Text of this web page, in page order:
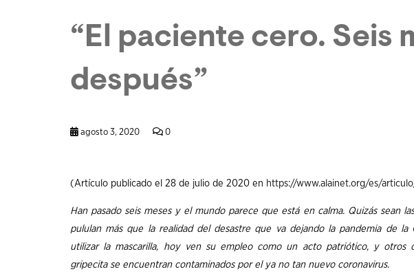
“El paciente cero. Seis
después”
agosto 3, 2020 0
(Artículo publicado el 28 de julio de 2020 en https://www.alainet.org/es/
Han pasado seis meses y el mundo parece que está en calma. Quizás sean
pululan más que la realidad del desastre que va dejando la pandemia de la
utilizar la mascarilla, hoy ven su empleo como un acto patriótico, y otros
gripecita se encuentran contaminados por el ya no tan nuevo coronavirus.